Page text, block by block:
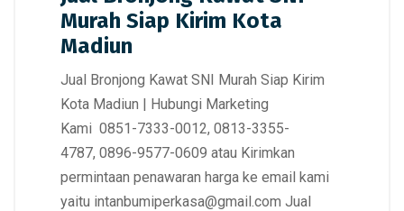
Murah Siap Kirim Kota
Madiun
Jual Bronjong Kawat SNI Murah Siap Kirim
Kota Madiun | Hubungi Marketing
Kami 0851-7333-0012, 0813-3355-
4787, 0896-9577-0609 atau Kirimkan
permintaan penawaran harga ke email kami
yaitu intanbumiperkasa@gmail.com Jual